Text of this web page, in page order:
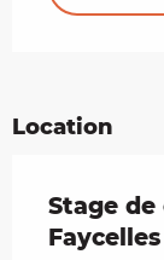
Location
Stage
Faycelles